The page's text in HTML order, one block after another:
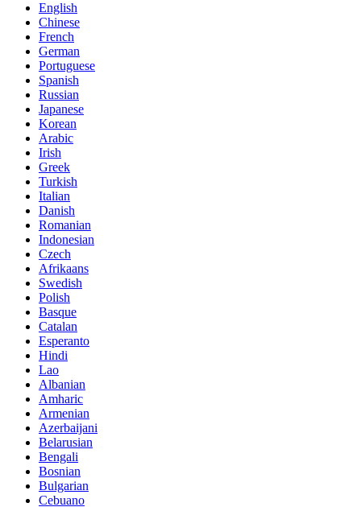
English
Chinese
French
German
Portuguese
Spanish
Russian
Japanese
Korean
Arabic
Irish
Greek
Turkish
Italian
Danish
Romanian
Indonesian
Czech
Afrikaans
Swedish
Polish
Basque
Catalan
Esperanto
Hindi
Lao
Albanian
Amharic
Armenian
Azerbaijani
Belarusian
Bengali
Bosnian
Bulgarian
Cebuano